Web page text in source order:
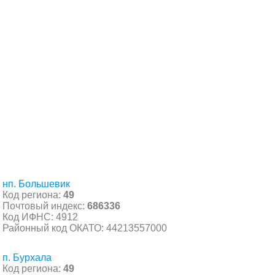
нп. Большевик
Код региона: 49
Почтовый индекс: 686336
Код ИФНС: 4912
Районный код ОКАТО: 44213557000
п. Бурхала
Код региона: 49